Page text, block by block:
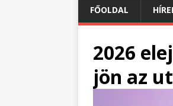
FŐOLDAL
2026
jön az